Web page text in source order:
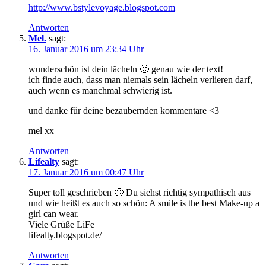
http://www.bstylevoyage.blogspot.com
Antworten
Mel. sagt:
16. Januar 2016 um 23:34 Uhr
wunderschön ist dein lächeln 🙂 genau wie der text!
ich finde auch, dass man niemals sein lächeln verlieren darf,
auch wenn es manchmal schwierig ist.
und danke für deine bezaubernden kommentare <3
mel xx
Antworten
Lifealty sagt:
17. Januar 2016 um 00:47 Uhr
Super toll geschrieben 🙂 Du siehst richtig sympathisch aus
und wie heißt es auch so schön: A smile is the best Make-up a
girl can wear.
Viele Grüße LiFe
lifealty.blogspot.de/
Antworten